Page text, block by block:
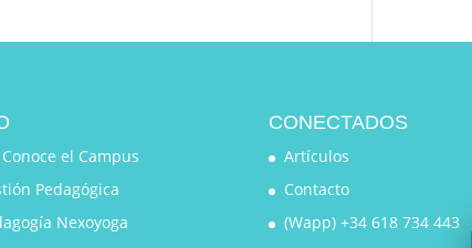
el Campus
Pedagógica
Nexoyoga
CONECTADOS
Artículos
Contacto
(Wapp) +34 618 734 443